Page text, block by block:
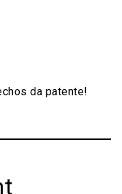
da patente!